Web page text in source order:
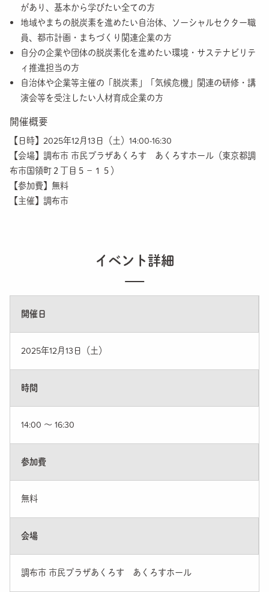
があり、基本から学びたい全ての方
地域やまちの脱炭素を進めたい自治体、ソーシャルセクター職
員、都市計画・まちづくり関連企業の方
自分の企業や団体の脱炭素化を進めたい環境・サステナビリテ
ィ推進担当の方
自治体や企業等主催の「脱炭素」「気候危機」関連の研修・講
演会等を受注したい人材育成企業の方
開催概要
【日時】2025年12月13日（土）14:00-16:30
【会場】調布市 市民プラザあくろす あくろすホール（東京都調
布市国領町２丁目５−１５）
【参加費】無料
【主催】調布市
イベント詳細
開催日
2025年12月13日（土）
時間
14:00 〜 16:30
参加費
無料
会場
調布市 市民プラザあくろす あくろすホール